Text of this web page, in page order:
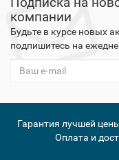
компании
Будьте в курсе новых
подпишитесь на
Гарантия лучшей
Оплата и